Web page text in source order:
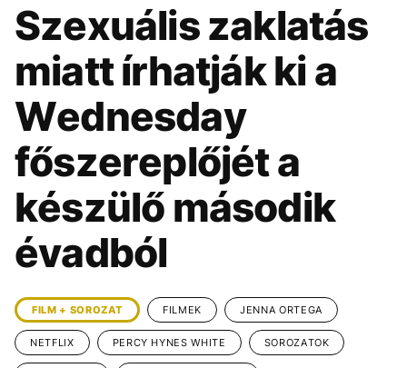
ZENE DIVAT
KULTÚRA ENTR
FILM + SOROZAT TECH-TUDOMÁNY
SPORT TÁRSADALOM
KÖZÉLET UTAZÁS
ÉLETMÓD DESIGN
BESZÉLGETÉSEK
VIDEÓ TÖRTÉNETEK
GASZTRO
DUNA TIKTOK
MTVA MAGYARORSZÁG
META HŐSÉG
CELEB OLASZORSZÁG
Szexuális zaklatás
miatt írhatják ki a
Wednesday
főszereplőjét a
készülő második
évadból
FILM + SOROZAT FILMEK JENNA ORTEGA
NETFLIX PERCY HYNES WHITE SOROZATOK